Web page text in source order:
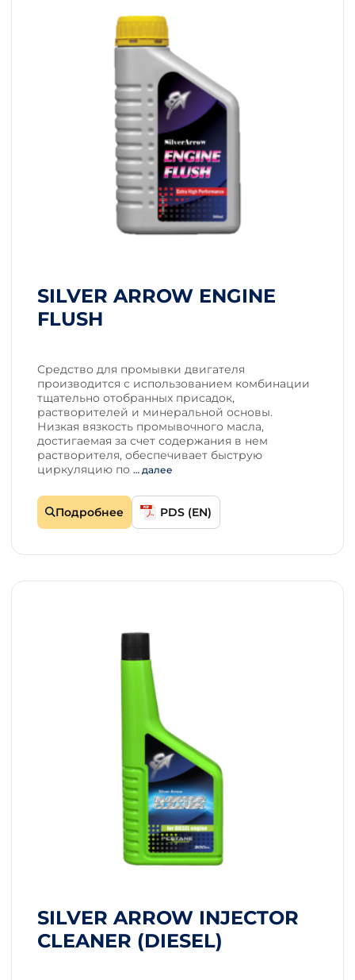
SILVER ARROW ENGINE
FLUSH
Средство для промывки двигателя
производится с использованием комбинации
тщательно отобранных присадок,
растворителей и минеральной основы.
Низкая вязкость промывочного масла,
достигаемая за счет содержания в нем
растворителя, обеспечивает быструю
циркуляцию по… далее
Подробнее PDS (EN)
SILVER ARROW INJECTOR
CLEANER (DIESEL)